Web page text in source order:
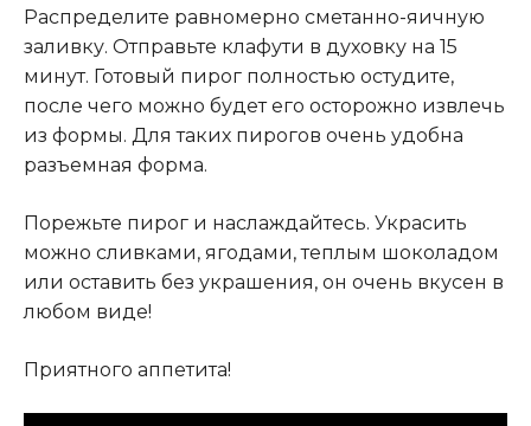
Распределите равномерно сметанно-яичную
заливку. Отправьте клафути в духовку на 15
минут. Готовый пирог полностью остудите,
после чего можно будет его осторожно извлечь
из формы. Для таких пирогов очень удобна
разъемная форма.
Порежьте пирог и наслаждайтесь. Украсить
можно сливками, ягодами, теплым шоколадом
или оставить без украшения, он очень вкусен в
любом виде!
Приятного аппетита!